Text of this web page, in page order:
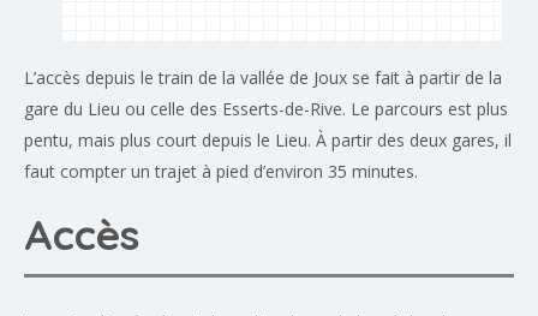
L’accès depuis le train de la vallée de Joux se fait à partir de la
gare du Lieu ou celle des Esserts-de-Rive. Le parcours est plus
pentu, mais plus court depuis le Lieu. À partir des deux gares, il
faut compter un trajet à pied d’environ 35 minutes.
Accès